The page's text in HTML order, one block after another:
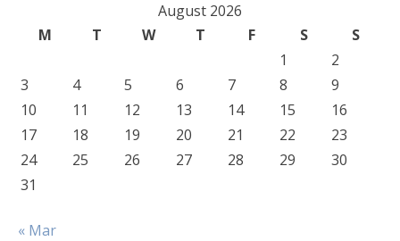
August 2026
M
T W T F S
S
1
2
3
4 5 6 7 8
9
10
11 12 13 14 15
16
17
18 19 20 21 22
23
24
25 26 27 28 29
30
31
« Mar